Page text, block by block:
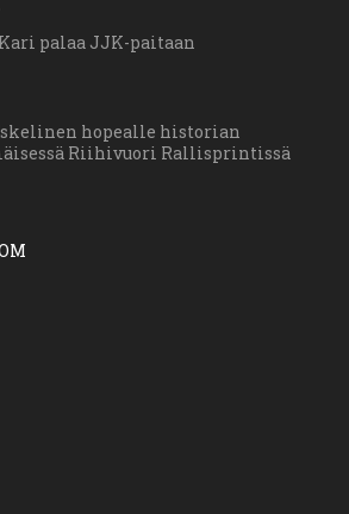
palaa JJK-paitaan
hopealle historian
Riihivuori Rallisprintissä